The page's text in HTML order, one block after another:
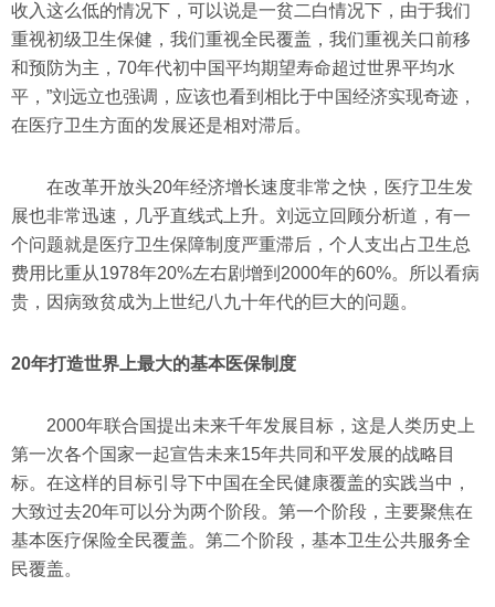
收入这么低的情况下，可以说是一贫二白情况下，由于我们
重视初级卫生保健，我们重视全民覆盖，我们重视关口前移
和预防为主，70年代初中国平均期望寿命超过世界平均水
平，”刘远立也强调，应该也看到相比于中国经济实现奇迹，
在医疗卫生方面的发展还是相对滞后。
在改革开放头20年经济增长速度非常之快，医疗卫生发
展也非常迅速，几乎直线式上升。刘远立回顾分析道，有一
个问题就是医疗卫生保障制度严重滞后，个人支出占卫生总
费用比重从1978年20%左右剧增到2000年的60%。所以看病
贵，因病致贫成为上世纪八九十年代的巨大的问题。
20年打造世界上最大的基本医保制度
2000年联合国提出未来千年发展目标，这是人类历史上
第一次各个国家一起宣告未来15年共同和平发展的战略目
标。在这样的目标引导下中国在全民健康覆盖的实践当中，
大致过去20年可以分为两个阶段。第一个阶段，主要聚焦在
基本医疗保险全民覆盖。第二个阶段，基本卫生公共服务全
民覆盖。